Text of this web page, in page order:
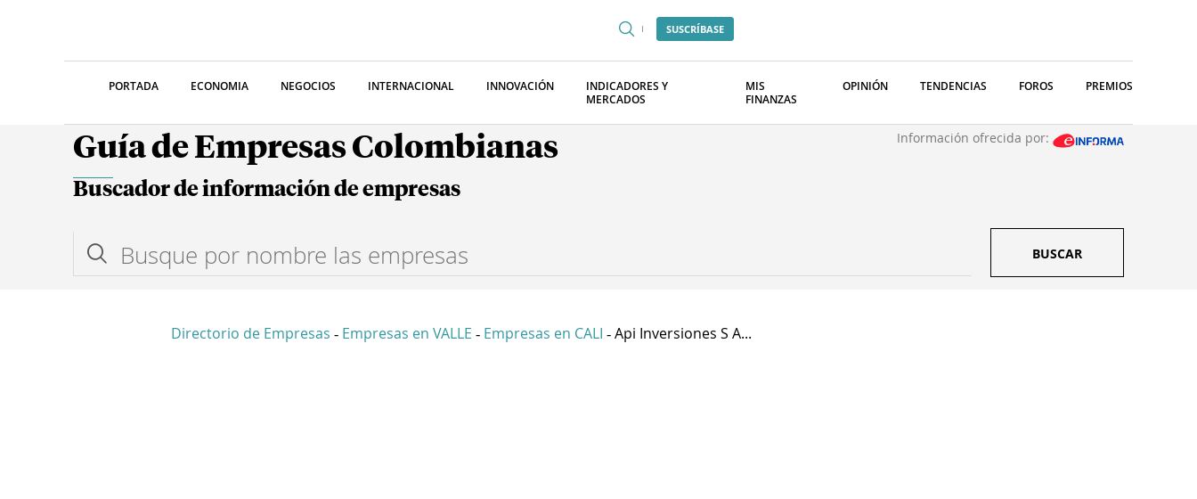
SUSCRÍBASE
PORTADA ECONOMIA NEGOCIOS INTERNACIONAL INNOVACIÓN
INDICADORES Y
MERCADOS
MIS
FINANZAS
OPINIÓN TENDENCIAS FOROS PREMIOS
Guía de Empresas Colombianas Información ofrecida por:
Buscador de información de empresas
BUSCAR
Directorio de Empresas - Empresas en VALLE - Empresas en CALI - Api Inversiones S A...